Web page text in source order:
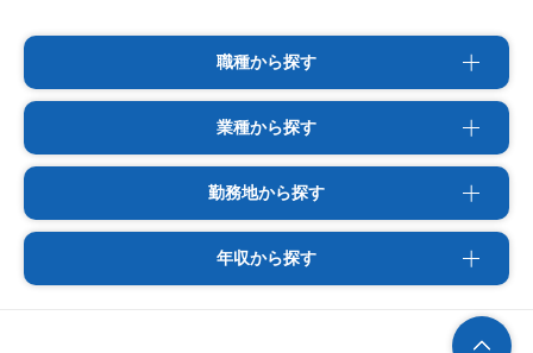
職種から探す
業種から探す
勤務地から探す
年収から探す